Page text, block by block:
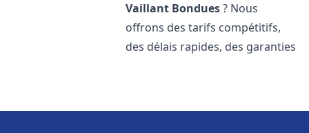
Vaillant Bondues? Nous
offrons des tarifs compétitifs,
des délais rapides, des garanties